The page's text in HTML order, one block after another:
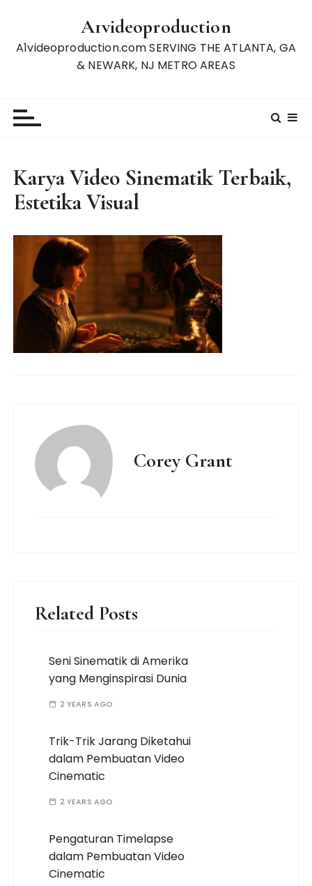
A1videoproduction
A1videoproduction.com SERVING THE ATLANTA, GA
& NEWARK, NJ METRO AREAS
Karya Video Sinematik Terbaik,
Estetika Visual
Corey Grant
Related Posts
Seni Sinematik di Amerika
yang Menginspirasi Dunia
2 YEARS AGO
Trik-Trik Jarang Diketahui
dalam Pembuatan Video
Cinematic
2 YEARS AGO
Pengaturan Timelapse
dalam Pembuatan Video
Cinematic